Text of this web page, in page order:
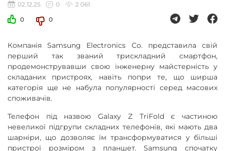
02.12.25 0
2 061
0
0
Компанія Samsung Electronics Co. представила свій
перший так званий трискладний смартфон,
продемонструвавши свою інженерну майстерність у
складаних пристроях, навіть попри те, що ширша
категорія ще не набула популярності серед масових
споживачів.
Телефон під назвою Galaxy Z TriFold є частиною
невеликої підгрупи складних телефонів, які мають два
шарніри, що дозволяє їм трансформуватися у більші
пристрої розміром з планшет. Samsung спочатку